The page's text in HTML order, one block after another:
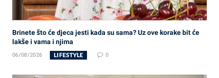
Brinete što će djeca jesti kada su sama? Uz ove korake bit će
lakše i vama i njima
06/08/2026 LIFESTYLE 0